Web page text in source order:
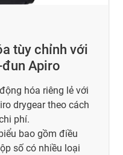
tùy chỉnh với
đun Apiro
hóa riêng lẻ với
drygear theo cách
phí.
bao gồm điều
số có nhiều loại